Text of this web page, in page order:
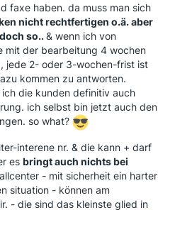
faxe haben. da muss man sich
nicht rechtfertigen o.ä. aber
so..& wenn ich von
mit der bearbeitung 4 wochen
jede 2- oder 3-wochen-frist ist
kommen zu antworten.
die kunden definitiv auch
ich selbst bin jetzt auch den
so what?
interene nr. & die kann + darf
es bringt auch nichts bei
- mit sicherheit ein harter
situation - können am
- die sind das kleinste glied in